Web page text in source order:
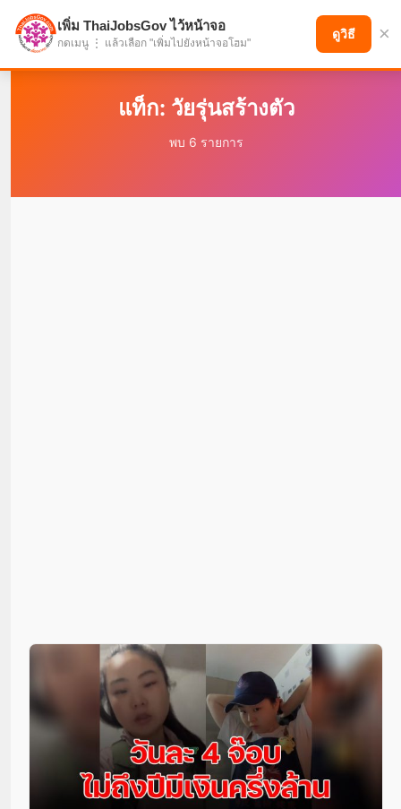
แบ่งปันโอกาส เพื่ออนาคตที่ก้าวหน้า
แท็ก: วัยรุ่นสร้างตัว
พบ 6 รายการ
เพิ่ม ThaiJobsGov ไว้หน้าจอ
กดเมนู ⋮ แล้วเลือก "เพิ่มไปยังหน้าจอโฮม"
ดูวิธี ×